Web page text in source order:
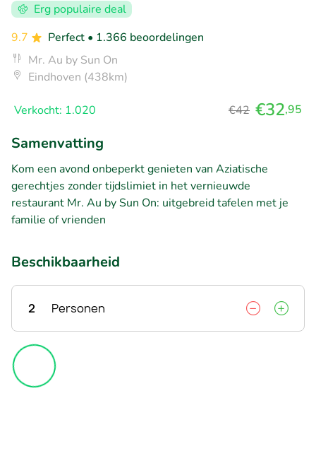
Erg populaire deal
9.7
Perfect • 1.366 beoordelingen
Mr. Au by Sun On
Eindhoven (438km)
Verkocht: 1.020 €42 €32,95
Samenvatting
Kom een avond onbeperkt genieten van Aziatische
gerechtjes zonder tijdslimiet in het vernieuwde
restaurant Mr. Au by Sun On: uitgebreid tafelen met je
familie of vrienden
Beschikbaarheid
2 Personen